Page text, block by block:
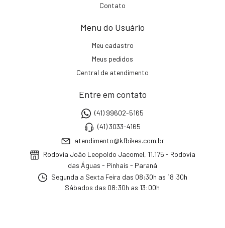
Contato
Menu do Usuário
Meu cadastro
Meus pedidos
Central de atendimento
Entre em contato
(41) 99602-5165
(41) 3033-4165
atendimento@kfbikes.com.br
Rodovia João Leopoldo Jacomel, 11.175 - Rodovia
das Águas - Pinhais - Paraná
Segunda a Sexta Feira das 08:30h as 18:30h
Sábados das 08:30h as 13:00h